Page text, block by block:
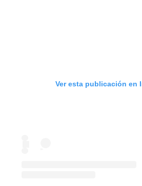
Ver esta publicación en